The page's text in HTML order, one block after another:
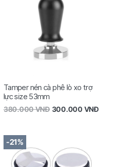
Tamper nén cà phê lò xo trợ
lực size 53mm
380.000VNĐ 300.000 VNĐ
-21%